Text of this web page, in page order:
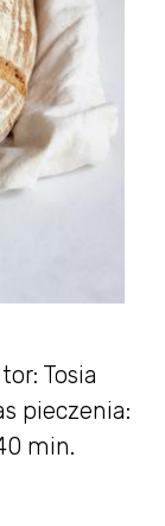
Tosia
pieczenia:
min.